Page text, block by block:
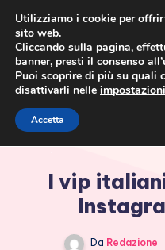
I vip
Da Redazione
Utilizziamo i cookie per
sito web.
Cliccando sulla pagina,
banner, presti il consenso
Puoi scoprire di più su quali
disattivarli nelle impostazioni
Accetta